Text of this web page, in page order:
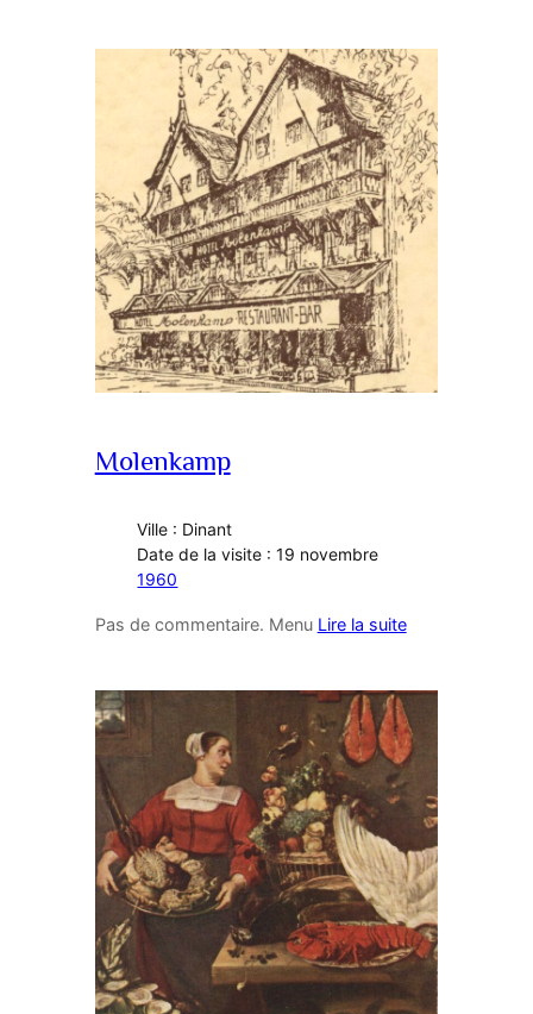
Molenkamp
Ville : Dinant
Date de la visite : 19 novembre
1960
Pas de commentaire. Menu Lire la suite